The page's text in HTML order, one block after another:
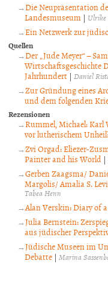
Die Neupräsentation
Landesmuseum |
Ein Netzwerk zur
Quellen
Der „Jude Meyer“ –
Wirtschaftsgeschichte
Jahrhundert | Daniel
Zur Gründung eines
und dem folgenden
Rezensionen
Rummel, Michael: Karl
vor lutherischem
Zvi Orgad: Eliezer-
Painter and his World |
Gerben Zaagsma/
Margolis/ Amalia S.
Tabea Henn
Alan Verskin: Diary of
Julia Bernstein:
aus jüdischer
Jüdische Museen im
Debatte | Marina